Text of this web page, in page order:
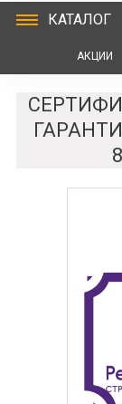
КАТАЛОГ
АКЦИИ